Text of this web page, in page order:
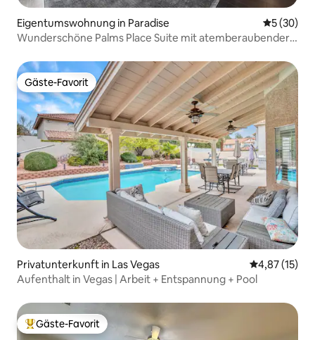
Eigentumswohnung in Paradise
5 (30)
Wunderschöne Palms Place Suite mit atemberaubender
Gäste-Favorit
Gäste-Favorit
Privatunterkunft in Las Vegas
4,87 (15)
Aufenthalt in Vegas | Arbeit + Entspannung + Pool
Beliebter Gäste-Favorit.
Gäste-Favorit